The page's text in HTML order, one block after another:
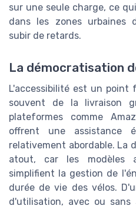
sur une seule charge, ce
dans les zones urbaines
subir de retards.
La démocratisation
L'accessibilité est un point
souvent de la livraison
plateformes comme
offrent une assistance
relativement abordable. La
atout, car les modèles
simplifient la gestion de
durée de vie des vélos.
d'utilisation, avec ou